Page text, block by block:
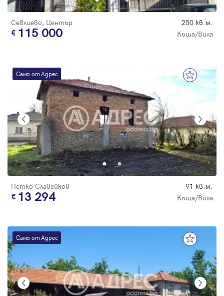
Севлиево, Център 250 кв.м.
115 000 Къща/Вила
Само от Адрес
Петко Славейков 91 кв.м.
13 294 Къща/Вила
Само от Адрес